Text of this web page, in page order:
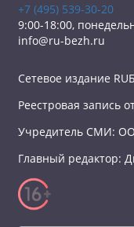
+7 (495) 539-30-20
9:00-18:00,
info@ru-bezh.ru
Сетевое издание
Реестровая запись
Учредитель СМИ:
Главный редактор: